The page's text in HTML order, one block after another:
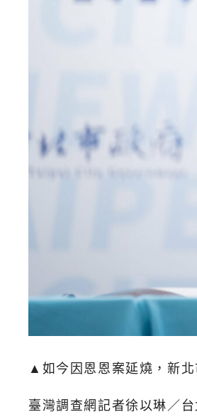
▲如今因恩恩案延燒，新北
臺灣調查網記者徐以琳／台